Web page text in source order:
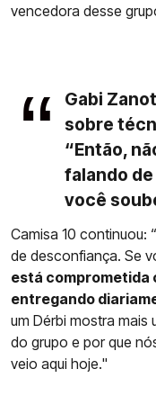
vencedora desse
Gabi
sobre
“Então,
falando
você
Camisa 10 continuou:
de desconfiança. Se
está comprometida
entregando
um Dérbi mostra
do grupo e por que
veio aqui hoje."